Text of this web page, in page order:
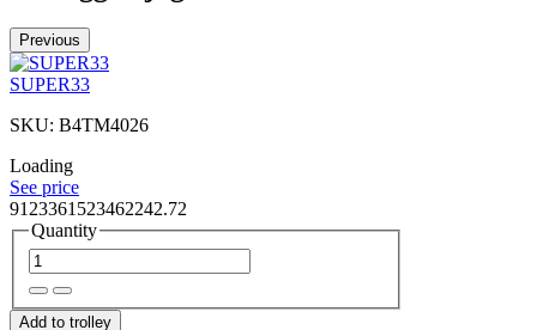
Previous
SUPER33
SKU: B4TM4026
Loading
See price
9123361523462242.72
Quantity
Add to trolley